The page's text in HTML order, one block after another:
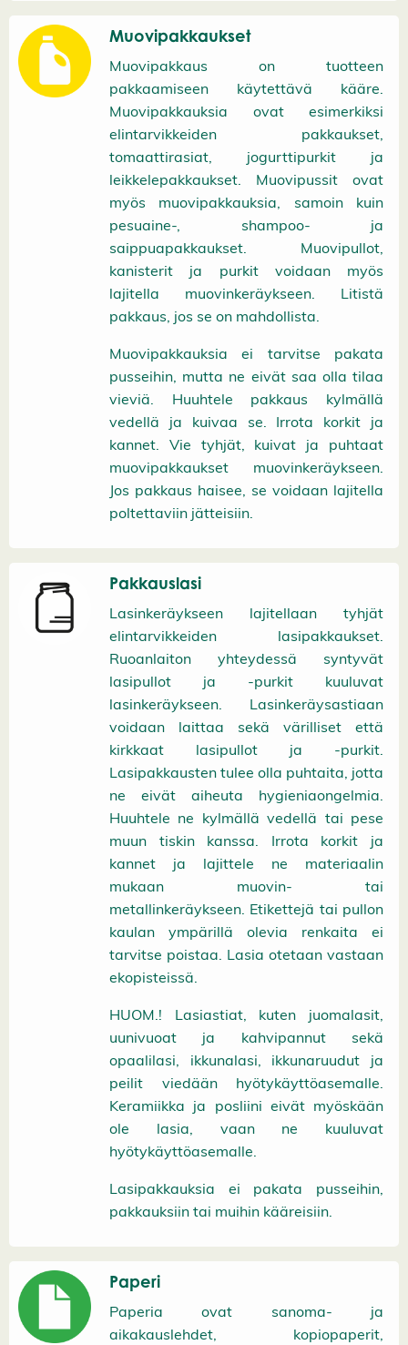
Muovipakkaukset
Muovipakkaus on tuotteen
pakkaamiseen käytettävä kääre.
Muovipakkauksia ovat esimerkiksi
elintarvikkeiden pakkaukset,
tomaattirasiat, jogurttipurkit ja
leikkelepakkaukset. Muovipussit ovat
myös muovipakkauksia, samoin kuin
pesuaine-, shampoo- ja
saippuapakkaukset. Muovipullot,
kanisterit ja purkit voidaan myös
lajitella muovinkeräykseen. Litistä
pakkaus, jos se on mahdollista.
Muovipakkauksia ei tarvitse pakata
pusseihin, mutta ne eivät saa olla tilaa
vieviä. Huuhtele pakkaus kylmällä
vedellä ja kuivaa se. Irrota korkit ja
kannet. Vie tyhjät, kuivat ja puhtaat
muovipakkaukset muovinkeräykseen.
Jos pakkaus haisee, se voidaan lajitella
poltettaviin jätteisiin.
Pakkauslasi
Lasinkeräykseen lajitellaan tyhjät
elintarvikkeiden lasipakkaukset.
Ruoanlaiton yhteydessä syntyvät
lasipullot ja -purkit kuuluvat
lasinkeräykseen. Lasinkeräysastiaan
voidaan laittaa sekä värilliset että
kirkkaat lasipullot ja -purkit.
Lasipakkausten tulee olla puhtaita, jotta
ne eivät aiheuta hygieniaongelmia.
Huuhtele ne kylmällä vedellä tai pese
muun tiskin kanssa. Irrota korkit ja
kannet ja lajittele ne materiaalin
mukaan muovin- tai
metallinkeräykseen. Etikettejä tai pullon
kaulan ympärillä olevia renkaita ei
tarvitse poistaa. Lasia otetaan vastaan
ekopisteissä.
HUOM.! Lasiastiat, kuten juomalasit,
uunivuoat ja kahvipannut sekä
opaalilasi, ikkunalasi, ikkunaruudut ja
peilit viedään hyötykäyttöasemalle.
Keramiikka ja posliini eivät myöskään
ole lasia, vaan ne kuuluvat
hyötykäyttöasemalle.
Lasipakkauksia ei pakata pusseihin,
pakkauksiin tai muihin kääreisiin.
Paperi
Paperia ovat sanoma- ja
aikakauslehdet, kopiopaperit,